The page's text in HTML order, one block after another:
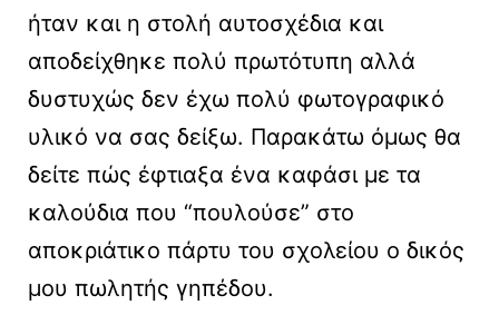
ήταν και η στολή αυτοσχέδια και
αποδείχθηκε πολύ πρωτότυπη αλλά
δυστυχώς δεν έχω πολύ φωτογραφικό
υλικό να σας δείξω. Παρακάτω όμως θα
δείτε πώς έφτιαξα ένα καφάσι με τα
καλούδια που “πουλούσε” στο
αποκριάτικο πάρτυ του σχολείου ο δικός
μου πωλητής γηπέδου.